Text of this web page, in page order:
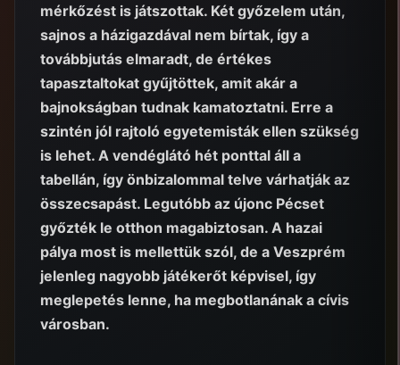
mérkőzést is játszottak. Két győzelem után,
sajnos a házigazdával nem bírtak, így a
továbbjutás elmaradt, de értékes
tapasztaltokat gyűjtöttek, amit akár a
bajnokságban tudnak kamatoztatni. Erre a
szintén jól rajtoló egyetemisták ellen szükség
is lehet. A vendéglátó hét ponttal áll a
tabellán, így önbizalommal telve várhatják az
összecsapást. Legutóbb az újonc Pécset
győzték le otthon magabiztosan. A hazai
pálya most is mellettük szól, de a Veszprém
jelenleg nagyobb játékerőt képvisel, így
meglepetés lenne, ha megbotlanának a cívis
városban.